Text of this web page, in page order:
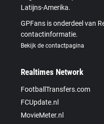
Latijns-Amerika.
GPFans is onderdeel van
contactinformatie.
Bekijk de contactpagina
Realtimes Network
FootballTransfers.com
FCUpdate.nl
MovieMeter.nl